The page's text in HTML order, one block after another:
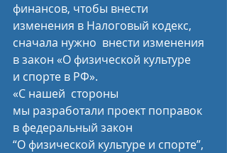
финансов, чтобы внести
изменения в Налоговый кодекс,
сначала нужно  внести изменения
в закон «О физической культуре
и спорте в РФ».
«С нашей  стороны
мы разработали проект поправок
в федеральный закон
“О физической культуре и спорте”,